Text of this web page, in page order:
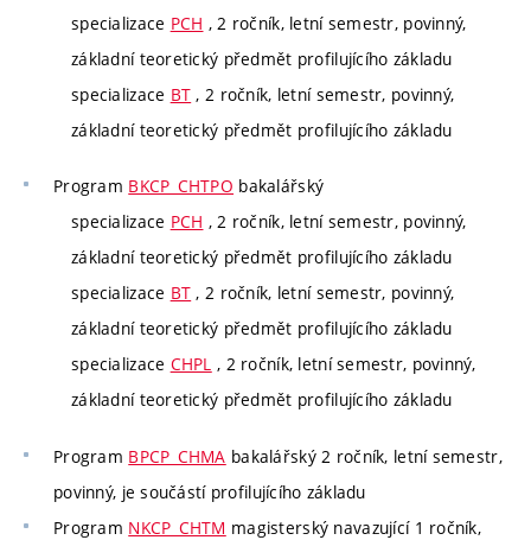
specializace PCH , 2 ročník, letní semestr, povinný,
základní teoretický předmět profilujícího základu
specializace BT , 2 ročník, letní semestr, povinný,
základní teoretický předmět profilujícího základu
Program BKCP_CHTPO bakalářský
specializace PCH , 2 ročník, letní semestr, povinný,
základní teoretický předmět profilujícího základu
specializace BT , 2 ročník, letní semestr, povinný,
základní teoretický předmět profilujícího základu
specializace CHPL , 2 ročník, letní semestr, povinný,
základní teoretický předmět profilujícího základu
Program BPCP_CHMA bakalářský 2 ročník, letní semestr,
povinný, je součástí profilujícího základu
Program NKCP_CHTM magisterský navazující 1 ročník,